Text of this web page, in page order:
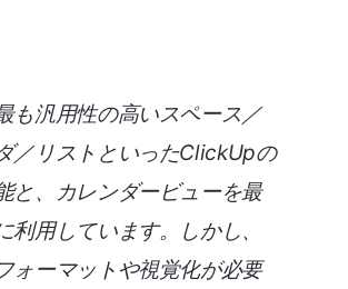
も汎用性の高いスペース／
／リストといったClickUpの
と、カレンダービューを最
利用しています。しかし、
ォーマットや視覚化が必要